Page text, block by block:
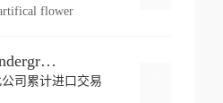
flower
Knapheide Kc Underground
司累计进口交易